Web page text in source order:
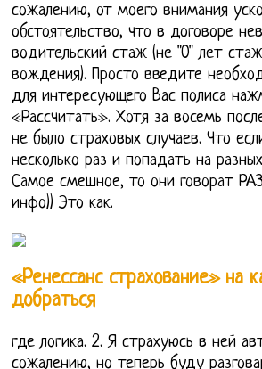
сожалению, от моего внимания
обстоятельство, что в договоре
водительский стаж (не "0" лет
вождения). Просто введите
для интересующего Вас полиса
«Рассчитать». Хотя за восемь
не было страховых случаев. Что
несколько раз и попадать на
Самое смешное, то они говорат
инфо)) Это как.
«Ренессанс страхование» на
добраться
где логика. 2. Я страхуюсь в ней
сожалению, но теперь буду